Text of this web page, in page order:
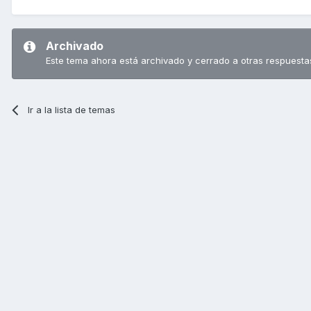
Archivado
Este tema ahora está archivado y cerrado a otras
Ir a la lista de temas